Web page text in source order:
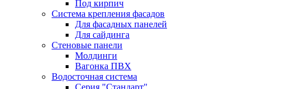
Под кирпич
Система крепления фасадов
Для фасадных панелей
Для сайдинга
Стеновые панели
Молдинги
Вагонка ПВХ
Водосточная система
Серия "Стандарт"